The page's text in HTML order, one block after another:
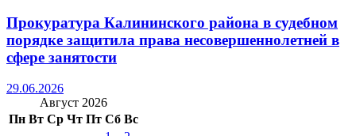
Прокуратура Калининского района в судебном
порядке защитила права несовершеннолетней в
сфере занятости
29.06.2026
Август 2026
Пн Вт Ср Чт Пт Сб Вс